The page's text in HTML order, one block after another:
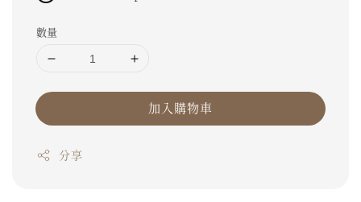
數量
加入購物車
分享